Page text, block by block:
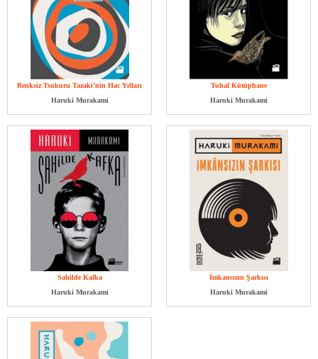
Renksiz Tsukuru Tazaki’nin Hac Yılları
Haruki Murakami
Tuhaf Kütüphane
Haruki Murakami
Sahilde Kafka
Haruki Murakami
İmkansızın Şarkısı
Haruki Murakami